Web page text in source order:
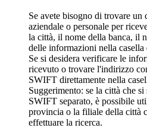
Se avete bisogno di trovare
aziendale o personale per
la città, il nome della banca, il
delle informazioni nella
Se si desidera verificare le
ricevuto o trovare l'indirizzo
SWIFT direttamente nella
Suggerimento: se la città che
SWIFT separato, è possibile
provincia o la filiale della città
effettuare la ricerca.